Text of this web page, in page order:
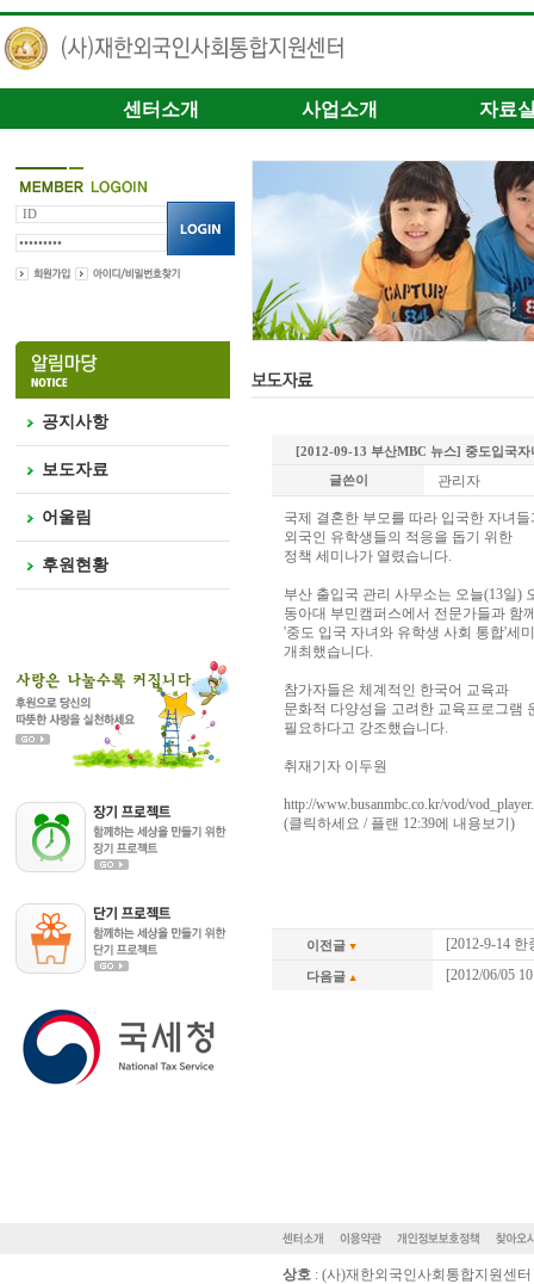
센터소개 사업소개 자료
공지사항
보도자료
어울림
후원현황
[2012-09-13 부산MBC 뉴스] 중도입국
글쓴이
관리자
국제 결혼한 부모를 따라 입국한 자녀들
외국인 유학생들의 적응을 돕기 위한
정책 세미나가 열렸습니다.
부산 출입국 관리 사무소는 오늘(13일)
동아대 부민캠퍼스에서 전문가들과 함
'중도 입국 자녀와 유학생 사회 통합'세
개최했습니다.
참가자들은 체계적인 한국어 교육과
문화적 다양성을 고려한 교육프로그램
필요하다고 강조했습니다.
취재기자 이두원
http://www.busanmbc.co.kr/vod/
(클릭하세요 / 플랜 12:39에 내용보기)
이전글 [2012-9-14
다음글 [2012/06/05
상호 : (사)재한외국인사회통합지원센터